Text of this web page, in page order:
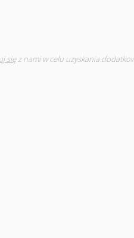
sięz nami w celu uzyskania